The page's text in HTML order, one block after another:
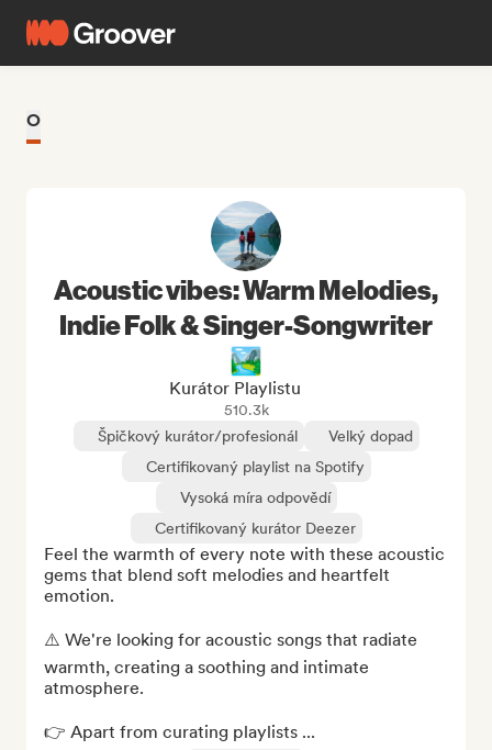
O
Acoustic vibes: Warm Melodies,
Indie Folk & Singer-Songwriter
🏞️
Kurátor Playlistu
510.3k
Špičkový kurátor/profesionál
Velký dopad
Certifikovaný playlist na Spotify
Vysoká míra odpovědí
Certifikovaný kurátor Deezer
Feel the warmth of every note with these acoustic
gems that blend soft melodies and heartfelt
emotion.
⚠️ We're looking for acoustic songs that radiate
warmth, creating a soothing and intimate
atmosphere.
👉 Apart from curating playlists ...